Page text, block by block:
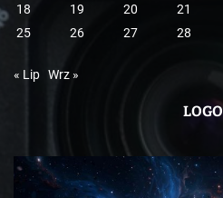
18
19 20 21
25
26 27 28
« Lip Wrz »
LOGO